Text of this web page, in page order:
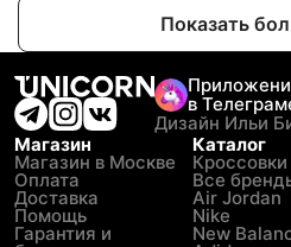
Показать
в
Дизайн Ильи
Магазин
Магазин в Москве
Оплата
Доставка
Помощь
Гарантия и
Каталог
Кроссовки
Все
Air Jordan
Nike
New